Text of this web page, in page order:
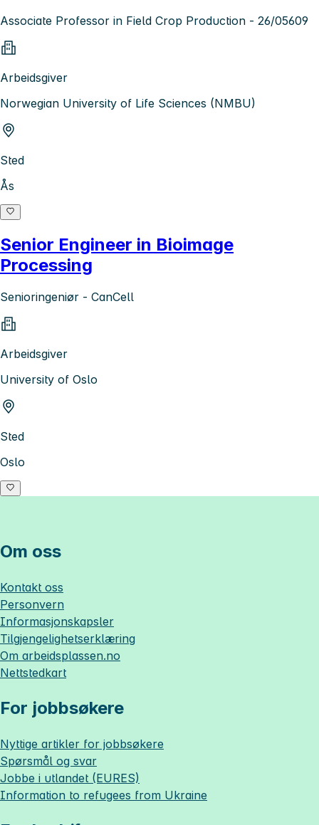
Associate Professor in Field Crop Production - 26/05609
Arbeidsgiver
Norwegian University of Life Sciences (NMBU)
Sted
Ås
Senior Engineer in Bioimage
Processing
Senioringeniør - CanCell
Arbeidsgiver
University of Oslo
Sted
Oslo
Om oss
Kontakt oss
Personvern
Informasjonskapsler
Tilgjengelighetserklæring
Om arbeidsplassen.no
Nettstedkart
For jobbsøkere
Nyttige artikler for jobbsøkere
Spørsmål og svar
Jobbe i utlandet (EURES)
Information to refugees from Ukraine